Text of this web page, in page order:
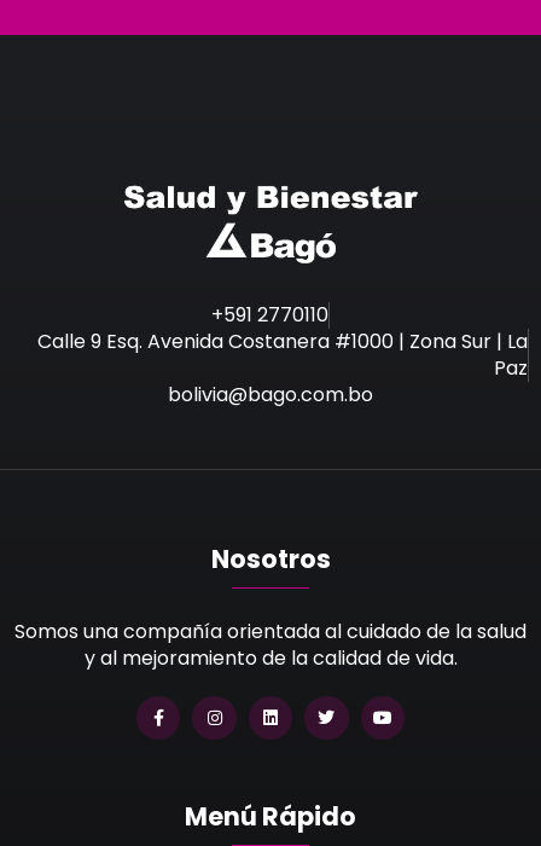
+591 2770110
Calle 9 Esq. Avenida Costanera #1000 | Zona Sur | La
Paz
bolivia@bago.com.bo
Nosotros
Somos una compañía orientada al cuidado de la salud
y al mejoramiento de la calidad de vida.
Menú Rápido